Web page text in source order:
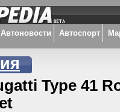
Автоновости Автоспорт
Type 41